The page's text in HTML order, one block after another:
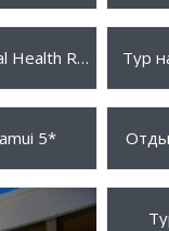
Тур в Хуа Хин — в Chiva-Som International Health Resort Hua Hin 5* 320
Тур
5* 845
680